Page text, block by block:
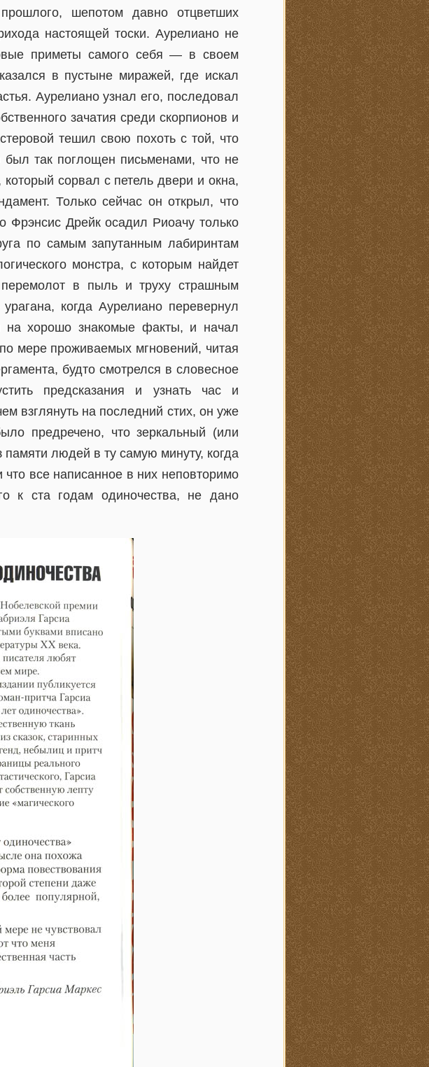
шепотом давно отцветших
настоящей тоски. Аурелиано не
приметы самого себя — в своем
в пустыне миражей, где искал
Аурелиано узнал его, последовал
зачатия среди скорпионов и
тешил свою похоть с той, что
так поглощен письменами, что не
сорвал с петель двери и окна,
Только сейчас он открыл, что
Фрэнсис Дрейк осадил Риоачу только
по самым запутанным лабиринтам
монстра, с которым найдет
в пыль и труху страшным
когда Аурелиано перевернул
на хорошо знакомые факты, и начал
мере проживаемых мгновений, читая
будто смотрелся в словесное
предсказания и узнать час и
взглянуть на последний стих, он уже
предречено, что зеркальный (или
памяти людей в ту самую минуту, когда
все написанное в них неповторимо
к ста годам одиночества, не дано